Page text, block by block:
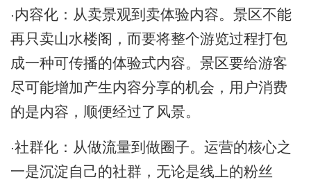
·内容化：从卖景观到卖体验内容。景区不能
再只卖山水楼阁，而要将整个游览过程打包
成一种可传播的体验式内容。景区要给游客
尽可能增加产生内容分享的机会，用户消费
的是内容，顺便经过了风景。
·社群化：从做流量到做圈子。运营的核心之
一是沉淀自己的社群，无论是线上的粉丝